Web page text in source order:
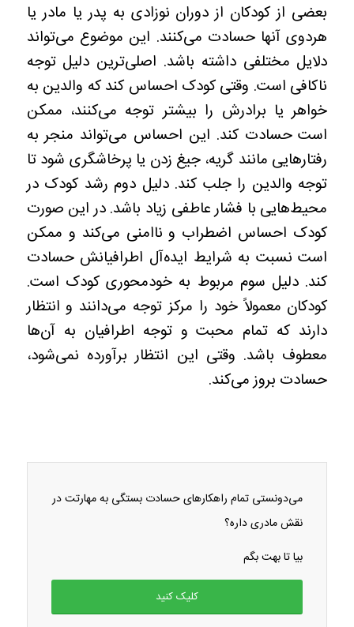
بعضی از کودکان از دوران نوزادی به پدر یا مادر یا
هردوی‌ آنها حسادت می‌کنند. این موضوع می‌تواند
دلایل مختلفی داشته باشد. اصلی‌ترین دلیل توجه
ناکافی است. وقتی کودک احساس کند که والدین به
خواهر یا برادرش را بیشتر توجه می‌کنند، ممکن
است حسادت کند. این احساس می‌تواند منجر به
رفتارهایی مانند گریه، جیغ زدن یا پرخاشگری شود تا
توجه والدین را جلب کند. دلیل دوم رشد کودک در
محیط‌هایی با فشار عاطفی زیاد باشد. در این صورت
کودک احساس اضطراب و ناامنی می‌کند و ممکن
است نسبت به شرایط ایده‌آل اطرافیانش حسادت
کند. دلیل سوم مربوط به خودمحوری کودک است.
کودکان معمولاً خود را مرکز توجه می‌دانند و انتظار
دارند که تمام محبت و توجه اطرافیان به آن‌ها
معطوف باشد. وقتی این انتظار برآورده نمی‌شود،
حسادت بروز می‌کند.
می‌دونستی تمام راهکارهای حسادت بستگی به مهارتت در
نقش مادری داره؟
بیا تا بهت بگم
کلیک کنید